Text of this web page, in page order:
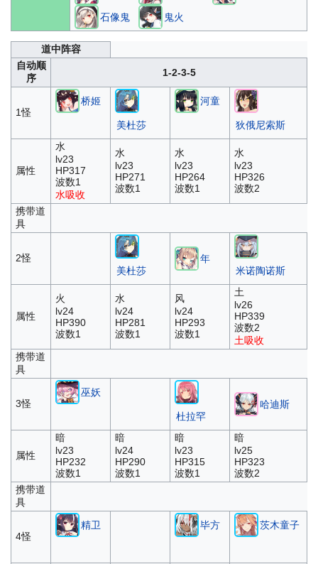
石像鬼 鬼火
道中阵容
自动顺
序
1-2-3-5
1怪
桥姬
美杜莎
河童
狄俄尼索斯
属性
水
lv23
HP317
波数1
水吸收
水
lv23
HP271
波数1
水
lv23
HP264
波数1
水
lv23
HP326
波数2
携带道
具
2怪
美杜莎
年
米诺陶诺斯
属性
火
lv24
HP390
波数1
水
lv24
HP281
波数1
风
lv24
HP293
波数1
土
lv26
HP339
波数2
土吸收
携带道
具
3怪
巫妖
杜拉罕
哈迪斯
属性
暗
lv23
HP232
波数1
暗
lv24
HP290
波数1
暗
lv23
HP315
波数1
暗
lv25
HP323
波数2
携带道
具
4怪
精卫 毕方 茨木童子